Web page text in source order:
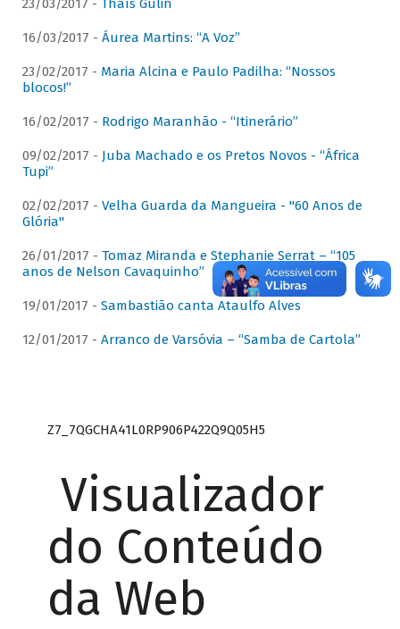
23/03/2017 - Thaís Gulin
16/03/2017 - Áurea Martins: “A Voz”
23/02/2017 - Maria Alcina e Paulo Padilha: “Nossos
blocos!”
16/02/2017 - Rodrigo Maranhão - “Itinerário”
09/02/2017 - Juba Machado e os Pretos Novos - “África
Tupi”
02/02/2017 - Velha Guarda da Mangueira - "60 Anos de
Glória"
26/01/2017 - Tomaz Miranda e Stephanie Serrat – “105
anos de Nelson Cavaquinho”
19/01/2017 - Sambastião canta Ataulfo Alves
12/01/2017 - Arranco de Varsóvia – “Samba de Cartola”
Z7_7QGCHA41L0RP906P422Q9Q05H5
Visualizador
do Conteúdo
da Web